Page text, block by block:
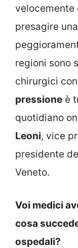
velocemente
presagire
regioni sono
chirurgici
pressione è
quotidiano
Leoni, vice
presidente
Veneto.
Voi medici
cosa
ospedali?